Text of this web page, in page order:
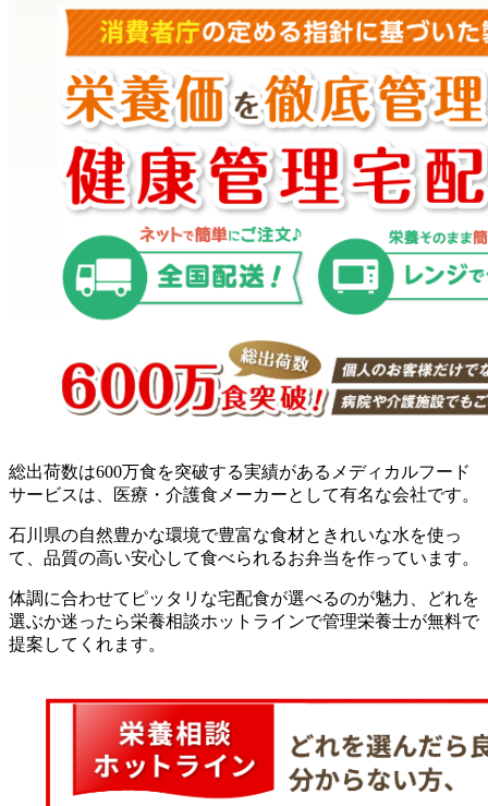
総出荷数は600万食を突破する実績があるメディカルフード
サービスは、医療・介護食メーカーとして有名な会社です。
石川県の自然豊かな環境で豊富な食材ときれいな水を使っ
て、品質の高い安心して食べられるお弁当を作っています。
体調に合わせてピッタリな宅配食が選べるのが魅力、どれを
選ぶか迷ったら栄養相談ホットラインで管理栄養士が無料で
提案してくれます。